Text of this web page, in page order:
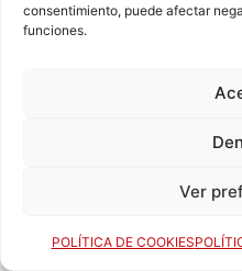
consentimiento, puede afectar
funciones.
Ver
POLÍTICA DE COOKIES
TEMPORADA 2015-16